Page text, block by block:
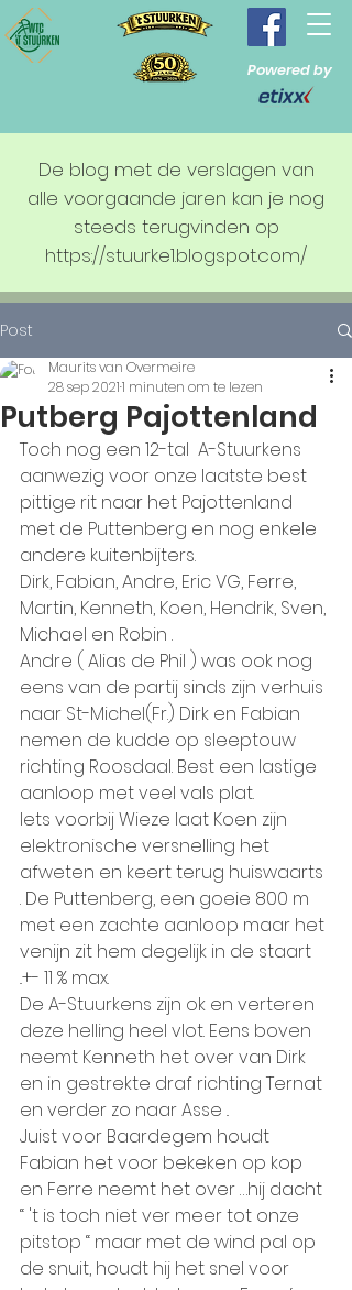
Powered by
De blog met de verslagen van
alle voorgaande jaren kan je nog
steeds terugvinden op
https://stuurke1.blogspot.com/
Post
Putberg Pajottenland
Maurits van Overmeire
28 sep 20211 minuten om te lezen
Toch nog een 12-tal  A-Stuurkens
aanwezig voor onze laatste best
pittige rit naar het Pajottenland
met de Puttenberg en nog enkele
andere kuitenbijters.
Dirk, Fabian, Andre, Eric VG, Ferre,
Martin, Kenneth, Koen, Hendrik, Sven,
Michael en Robin .
Andre ( Alias de Phil ) was ook nog
eens van de partij sinds zijn verhuis
naar St-Michel(Fr.) Dirk en Fabian
nemen de kudde op sleeptouw
richting Roosdaal. Best een lastige
aanloop met veel vals plat.
Iets voorbij Wieze laat Koen zijn
elektronische versnelling het
afweten en keert terug huiswaarts
. De Puttenberg, een goeie 800 m
met een zachte aanloop maar het
venijn zit hem degelijk in de staart
..+- 11 % max.
De A-Stuurkens zijn ok en verteren
deze helling heel vlot. Eens boven
neemt Kenneth het over van Dirk
en in gestrekte draf richting Ternat
en verder zo naar Asse ..
Juist voor Baardegem houdt
Fabian het voor bekeken op kop
en Ferre neemt het over …hij dacht
“ 't is toch niet ver meer tot onze
pitstop “ maar met de wind pal op
de snuit, houdt hij het snel voor